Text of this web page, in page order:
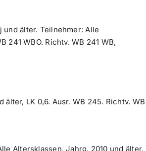
und älter. Teilnehmer: Alle
241 WBO. Richtv. WB 241 WB,
LK 0,6. Ausr. WB 245. Richtv. WB
Altersklassen, Jahrg. 2010 und älter,